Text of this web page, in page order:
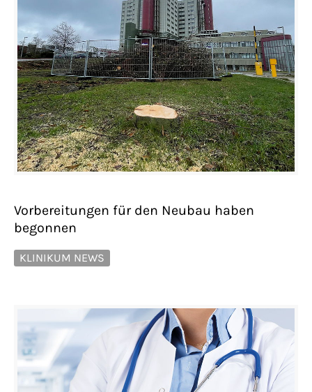
Vorbereitungen für den Neubau haben
begonnen
KLINIKUM NEWS